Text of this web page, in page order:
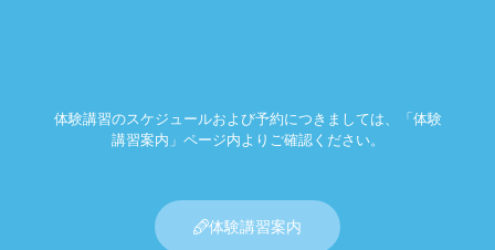
体験講習のスケジュールおよび予約につきましては、「体験
講習案内」ページ内よりご確認ください。
体験講習案内